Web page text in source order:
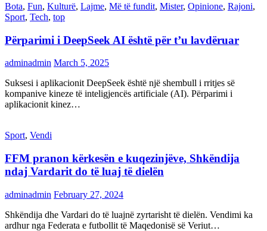
Bota, Fun, Kulturë, Lajme, Më të fundit, Mister, Opinione, Rajoni,
Sport, Tech, top
Përparimi i DeepSeek AI është për t’u lavdëruar
adminadmin March 5, 2025
Suksesi i aplikacionit DeepSeek është një shembull i rritjes së
kompanive kineze të inteligjencës artificiale (AI). Përparimi i
aplikacionit kinez…
Sport, Vendi
FFM pranon kërkesën e kuqezinjëve, Shkëndija
ndaj Vardarit do të luaj të dielën
adminadmin February 27, 2024
Shkëndija dhe Vardari do të luajnë zyrtarisht të dielën. Vendimi ka
ardhur nga Federata e futbollit të Maqedonisë së Veriut…